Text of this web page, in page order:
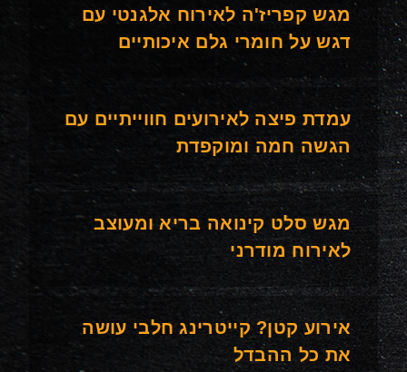
מגש קפריז'ה לאירוח אלגנטי עם
דגש על חומרי גלם איכותיים
עמדת פיצה לאירועים חווייתיים עם
הגשה חמה ומוקפדת
מגש סלט קינואה בריא ומעוצב
לאירוח מודרני
אירוע קטן? קייטרינג חלבי עושה
את כל ההבדל